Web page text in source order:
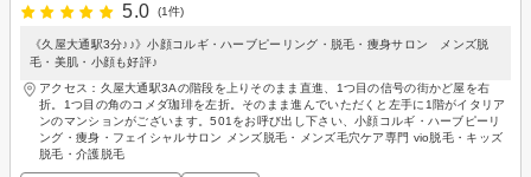
5.0
(1件)
《久屋大通駅3分♪♪》小顔コルギ・ハーブピーリング・脱毛・痩身サロン メンズ脱
毛・美肌・小顔も好評♪
アクセス：久屋大通駅3Aの階段を上りそのまま直進、1つ目の信号の街かど屋を右
折。1つ目の角のコメダ珈琲を左折。そのまま進んでいただくと左手に1階がイタリア
ンのマンションがございます。501をお呼び出し下さい、小顔コルギ・ハーブピーリ
ング・痩身・フェイシャルサロン メンズ脱毛・メンズ毛穴ケア専門 vio脱毛・キッズ
脱毛・介護脱毛